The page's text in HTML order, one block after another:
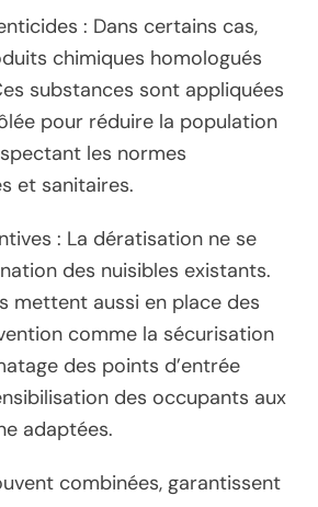
: Dans certains cas,
chimiques homologués
substances sont appliquées
pour réduire la population
les normes
et sanitaires.
: La dératisation ne se
des nuisibles existants.
mettent aussi en place des
comme la sécurisation
des points d’entrée
des occupants aux
adaptées.
combinées, garantissent